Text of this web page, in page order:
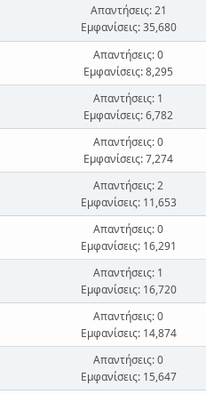
Απαντήσεις: 21
Εμφανίσεις: 35,680
Απαντήσεις: 0
Εμφανίσεις: 8,295
Απαντήσεις: 1
Εμφανίσεις: 6,782
Απαντήσεις: 0
Εμφανίσεις: 7,274
Απαντήσεις: 2
Εμφανίσεις: 11,653
Απαντήσεις: 0
Εμφανίσεις: 16,291
Απαντήσεις: 1
Εμφανίσεις: 16,720
Απαντήσεις: 0
Εμφανίσεις: 14,874
Απαντήσεις: 0
Εμφανίσεις: 15,647